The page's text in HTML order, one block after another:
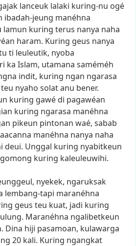
lanceuk lalaki kuring-nu ogé
ibadah-jeung manéhna
lamun kuring terus nanya naha
haram. Kuring geus nanya
ti leuleutik, nyoba
ka Islam, utamana saméméh
indit, kuring ngan ngarasa
teu nyaho solatanu bener.
kuring gawé di pagawéan
kuring ngarasa manéhna
pikeun pintonan waé, sabab
manéhna nanya naha
deui. Unggal kuring nyabitkeun
kuring kaleuleuwihi.
nyekek, ngaruksak
lembang-tapi maranéhna
geus teu kuat, jadi kuring
Maranéhna ngalibetkeun
Dina hiji pasamoan, kulawarga
20 kali. Kuring ngangkat